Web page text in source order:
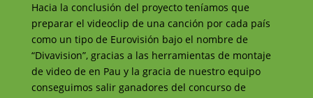
Hacia la conclusión del proyecto teníamos que
preparar el videoclip de una canción por cada país
como un tipo de Eurovisión bajo el nombre de
“Divavision”, gracias a las herramientas de montaje
de video de en Pau y la gracia de nuestro equipo
conseguimos salir ganadores del concurso de